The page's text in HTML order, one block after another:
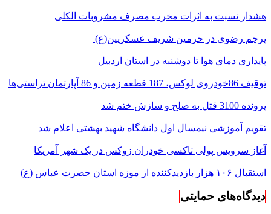
هشدار نسبت به اثرات مخرب مصرف مشروبات الکلی
پرچم رضوی در حرمین شریف عسکریین(ع)
پایداری دمای هوا تا دوشنبه در استان اردبیل
توقیف 86خودروی لوکس، 187 قطعه زمین و 86 آپارتمان تراستی‌ها
پرونده 3100 قتل به صلح و سازش ختم شد
تقویم آموزشی نیمسال اول دانشگاه شهید بهشتی اعلام شد
آغاز سرویس پولی تاکسی خودران زوکس در یک شهر آمریکا
استقبال ۱۰۶ هزار بازدیدکننده از موزه استان حضرت عباس (ع)
دیدگاه‌های حمایتی